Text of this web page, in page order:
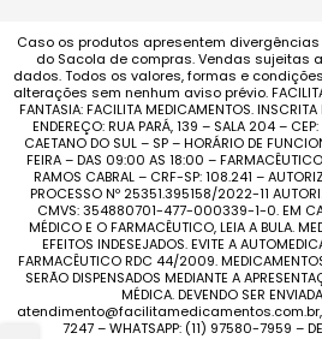
Caso os produtos apresentem
do Sacola de compras. Vendas sujeitas
dados. Todos os valores, formas e
alterações sem nenhum aviso prévio. FACILITA
FANTASIA: FACILITA MEDICAMENTOS.
ENDEREÇO: RUA PARÁ, 139 – SALA 204 –
CAETANO DO SUL – SP – HORÁRIO DE
FEIRA – DAS 09:00 AS 18:00 –
RAMOS CABRAL – CRF-SP: 108.241 –
PROCESSO Nº 25351.395158/2022-11
CMVS: 354880701-477-000339-1-0. EM
MÉDICO E O FARMACÊUTICO, LEIA A BULA.
EFEITOS INDESEJADOS. EVITE A
FARMACÊUTICO RDC 44/2009.
SERÃO DISPENSADOS MEDIANTE A
MÉDICA. DEVENDO SER
atendimento@facilitamedicamentos.com.br,
7247 – WHATSAPP: (11) 97580-7959 –